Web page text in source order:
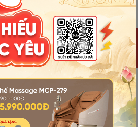
mục sản phẩm
Massage